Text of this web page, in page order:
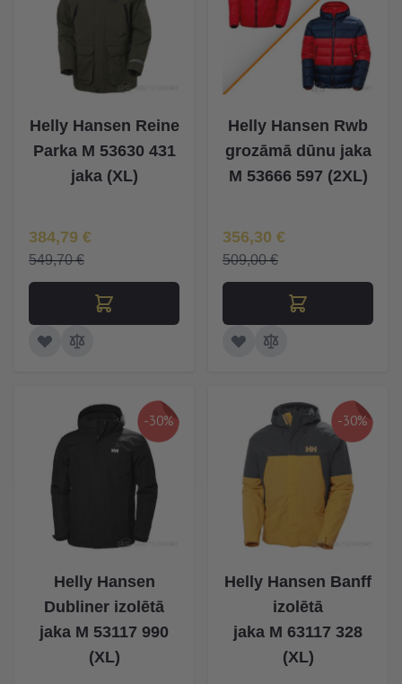
Helly Hansen Reine
Parka M 53630 431
jaka (XL)
Īpaša Cena
384,79 €
549,70 €
Helly Hansen Rwb
grozāmā dūnu jaka
M 53666 597 (2XL)
Īpaša Cena
356,30 €
509,00 €
-30%
Helly Hansen
Dubliner izolētā
jaka M 53117 990
(XL)
-30%
Helly Hansen Banff
izolētā
jaka M 63117 328
(XL)